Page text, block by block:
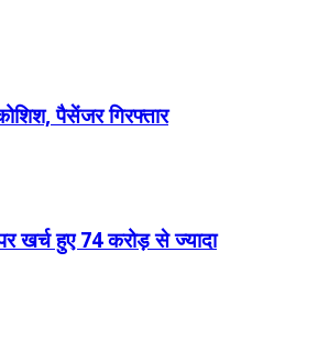
पैसेंजर गिरफ्तार
खर्च हुए 74 करोड़ से ज्यादा